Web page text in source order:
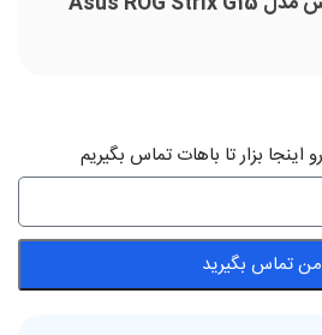
بزار تا باهات تماس بگیریم
من تماس بگیرید